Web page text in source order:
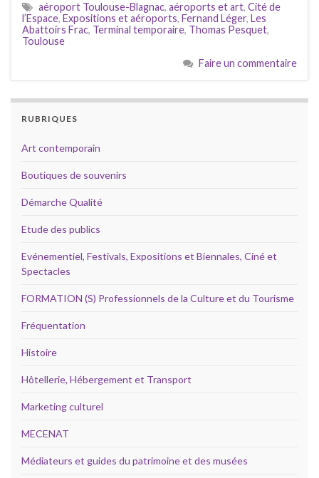
aéroport Toulouse-Blagnac, aéroports et art, Cité de
l’Espace, Expositions et aéroports, Fernand Léger, Les
Abattoirs Frac, Terminal temporaire, Thomas Pesquet,
Toulouse
Faire un commentaire
RUBRIQUES
Art contemporain
Boutiques de souvenirs
Démarche Qualité
Etude des publics
Evénementiel, Festivals, Expositions et Biennales, Ciné et
Spectacles
FORMATION (S) Professionnels de la Culture et du Tourisme
Fréquentation
Histoire
Hôtellerie, Hébergement et Transport
Marketing culturel
MECENAT
Médiateurs et guides du patrimoine et des musées